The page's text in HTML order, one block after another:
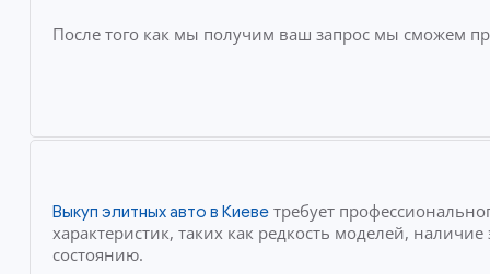
После того как мы получим ваш запрос мы сможем
Выкуп элитных авто в Киеветребует
характеристик, таких как редкость моделей,
состоянию.